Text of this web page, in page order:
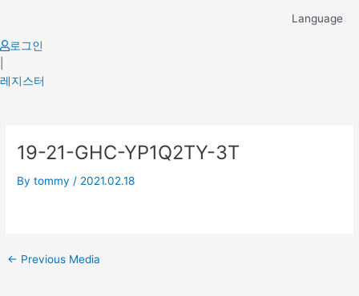
content
Language
로그인
레지스터
19-21-GHC-YP1Q2TY-3T
Bytommy / 2021.02.18
navigation
← Previous Media